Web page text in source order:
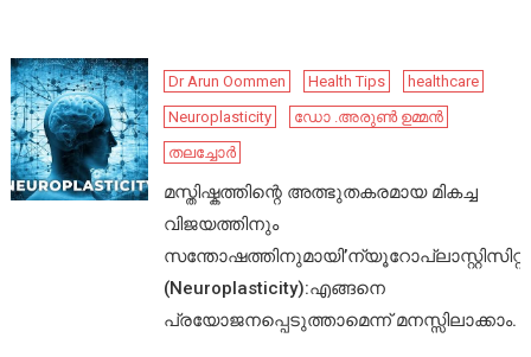
Dr Arun Oommen Health Tips
healthcare
Neuroplasticity
ഡോ .അരുൺ ഉമ്മൻ
തലച്ചോർ
മസ്തിഷ്കത്തിന്റെ അത്ഭുതകരമായ മികച്ച
വിജയത്തിനും
സന്തോഷത്തിനുമായി’ന്യൂറോപ്ലാസ്റ്റിസിറ്റി’
(Neuroplasticity):എങ്ങനെ
പ്രയോജനപ്പെടുത്താമെന്ന് മനസ്സിലാക്കാം.